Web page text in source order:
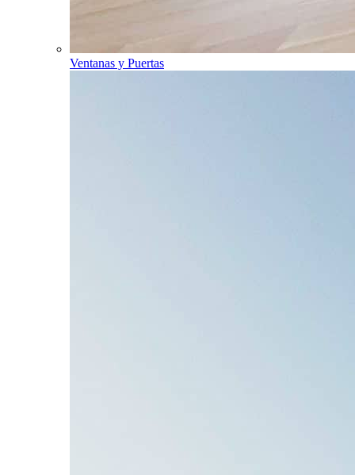
Ventanas y Puertas